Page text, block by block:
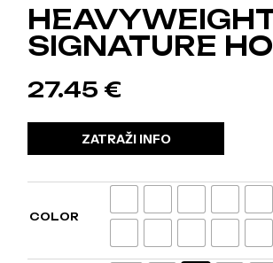
SIGNATURE
27.45 €
ZATRAŽI INFO
COLOR